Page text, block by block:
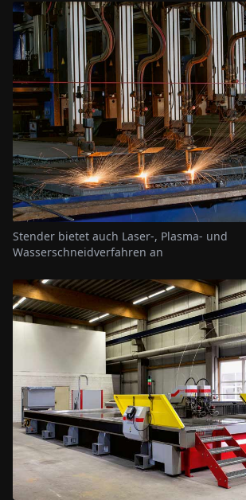
Stender bietet auch Laser-, Plasma- und
Wasserschneidverfahren an